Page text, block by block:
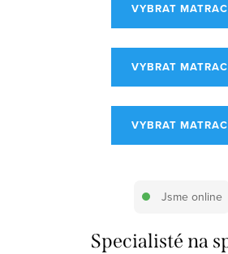
VYBRAT
VYBRAT
VYBRAT
Jsme online
Specialisté na